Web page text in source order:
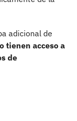
adicional de
tienen acceso a
de